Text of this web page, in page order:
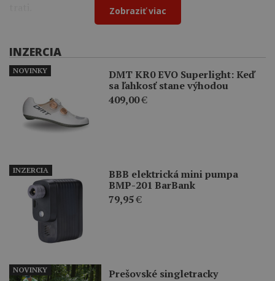
Zobraziť viac
INZERCIA
DMT KR0 EVO Superlight: Keď
sa ľahkosť stane výhodou
409,00€
NOVINKY
BBB elektrická mini pumpa
BMP-201 BarBank
79,95€
INZERCIA
Prešovské singletracky
NOVINKY